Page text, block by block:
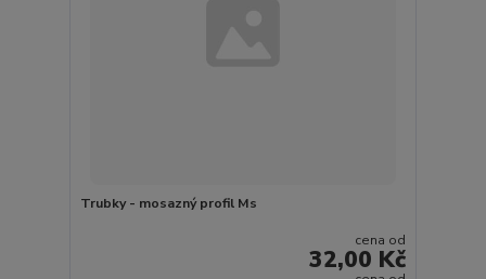
Trubky - mosazný profil Ms
cena od
32,00 Kč